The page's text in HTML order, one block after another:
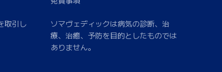
取引し
ソマヴェディックは病気の診断、治
療、治癒、予防を目的としたものでは
ありません。